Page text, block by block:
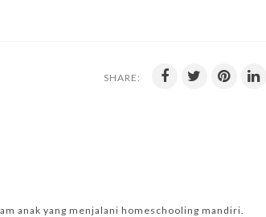
SHARE:
anak yang menjalani homeschooling mandiri.